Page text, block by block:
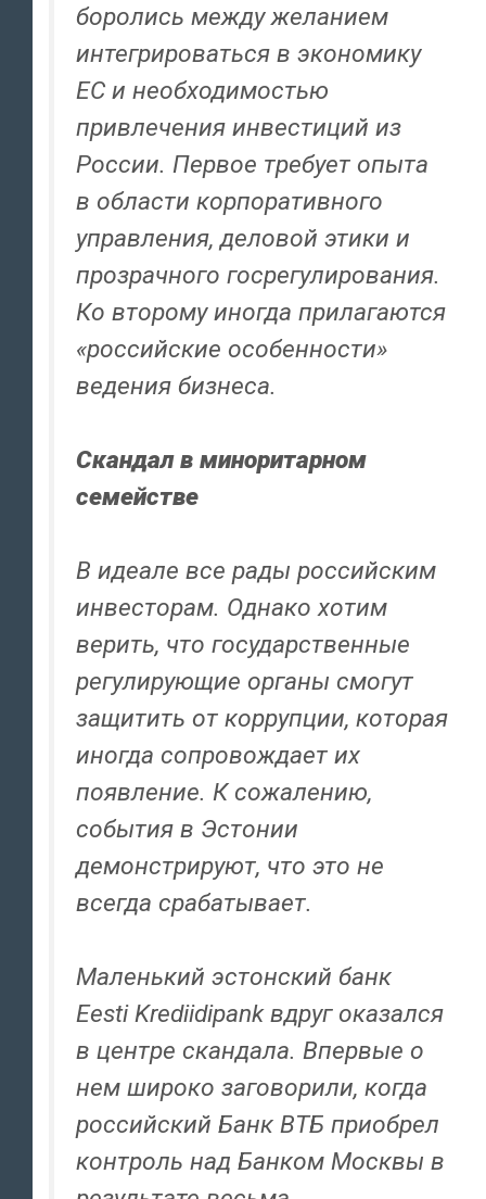
боролись между желанием
интегрироваться в экономику
ЕС и необходимостью
привлечения инвестиций из
России. Первое требует опыта
в области корпоративного
управления, деловой этики и
прозрачного госрегулирования.
Ко второму иногда прилагаются
«российские особенности»
ведения бизнеса.
Скандал в миноритарном
семействе
В идеале все рады российским
инвесторам. Однако хотим
верить, что государственные
регулирующие органы смогут
защитить от коррупции, которая
иногда сопровождает их
появление. К сожалению,
события в Эстонии
демонстрируют, что это не
всегда срабатывает.
Маленький эстонский банк
Eesti Krediidipank вдруг оказался
в центре скандала. Впервые о
нем широко заговорили, когда
российский Банк ВТБ приобрел
контроль над Банком Москвы в